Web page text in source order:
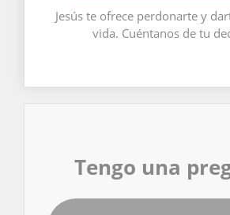
Jesús te ofrece perdonarte y
vida. Cuéntanos de tu
Tengo una